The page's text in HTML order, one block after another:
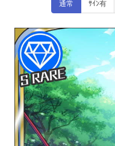
通常 ｻｲﾝ有